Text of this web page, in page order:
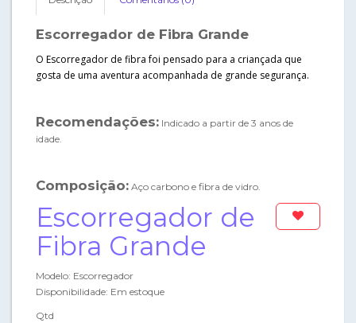
Escorregador de Fibra Grande
O Escorregador de fibra foi pensado para a criançada que
gosta de uma aventura acompanhada de grande segurança.
Recomendações: Indicado a partir de 3 anos de
idade.
Composição: Aço carbono e fibra de vidro.
Escorregador de
Fibra Grande
Modelo: Escorregador
Disponibilidade: Em estoque
Qtd